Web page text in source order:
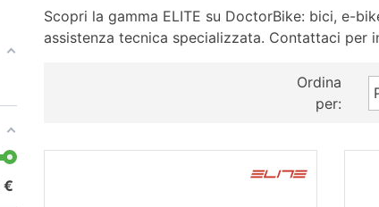
€
Scopri la gamma ELITE su DoctorBike: bici, e-
assistenza tecnica specializzata. Contattaci per
Ordina
per: